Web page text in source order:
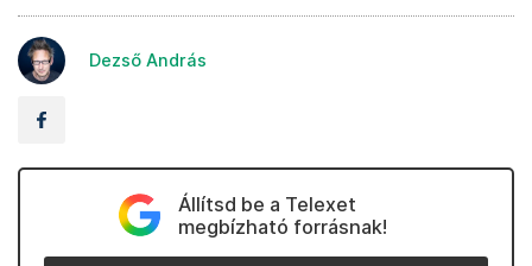
Dezső András
Állítsd be a Telexet
megbízható forrásnak!